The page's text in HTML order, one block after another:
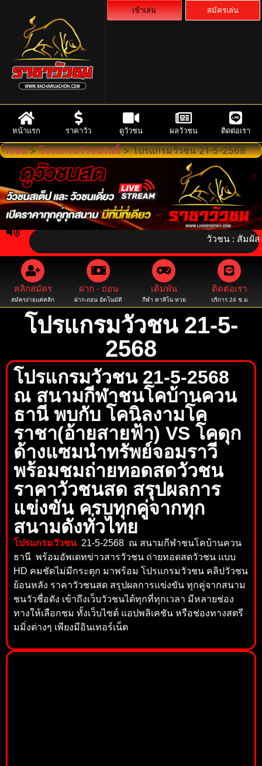
เข้าเล่น สมัครเล่น
หน้าแรก ราคาวัว ดูวัวชน ผลวัวชน ติดต่อเรา
วัวชน>โปรแกรมวัวชนวันนี้>โปรแกรมวัวชน 21-5-2568
วัวชน : สัมผัสจิตวิ
คลิกสมัคร
สมัครง่ายแค่คลิก
ฝาก - ถอน
ฝาก-ถอน อัตโนมัติ
เดิมพัน
กีฬา คาสิโน หวย
ติดต่อเรา
บริการ 24 ช.ม
โปรแกรมวัวชน 21-5-
2568
โปรแกรมวัวชน 21-5-2568
ณ สนามกีฬาชนโคบ้านควน
ธานี พบกับ โคนิลงามโค
ราชา(อ้ายสายฟ้า) VS โคดุก
ด้างแซมนำทรัพย์จอมราวี
พร้อมชมถ่ายทอดสดวัวชน
ราคาวัวชนสด สรุปผลการ
แข่งขัน ครบทุกคู่จากทุก
สนามดังทั่วไทย
โปรแกรมวัวชน 21-5-2568 ณ สนามกีฬาชนโคบ้านควน
ธานี พร้อมอัพเดทข่าวสารวัวชน ถ่ายทอดสดวัวชน แบบ
HD คมชัดไม่มีกระตุก มาพร้อม โปรแกรมวัวชน คลิปวัวชน
ย้อนหลัง ราคาวัวชนสด สรุปผลการแข่งขัน ทุกคู่จากสนาม
ชนวัวชื่อดัง เข้าถึงเว็บวัวชนได้ทุกที่ทุกเวลา มีหลายช่อง
ทางให้เลือกชม ทั้งเว็บไซต์ แอปพลิเคชัน หรือช่องทางสตรี
มมิ่งต่างๆ เพียงมีอินเทอร์เน็ต